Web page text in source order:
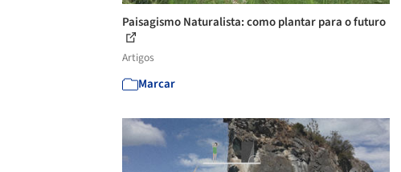
Paisagismo Naturalista: como plantar para o futuro
Artigos
Marcar